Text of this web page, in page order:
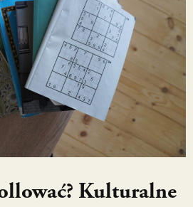
Kulturalne